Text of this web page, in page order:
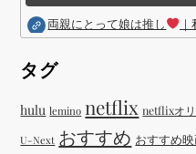
両親にとって娘は推し
タグ
hulu lemino netflix netflixオ
U-Next おすすめ おすすめ